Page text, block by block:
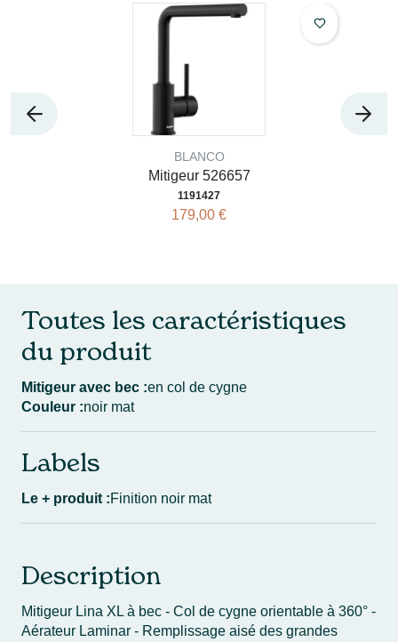
BLANCO
Mitigeur 526657
1191427
179,00 €
Toutes les caractéristiques
du produit
Mitigeur avec bec :en col de cygne
Couleur :noir mat
Labels
Le + produit :Finition noir mat
Description
Mitigeur Lina XL à bec - Col de cygne orientable à 360° -
Aérateur Laminar - Remplissage aisé des grandes